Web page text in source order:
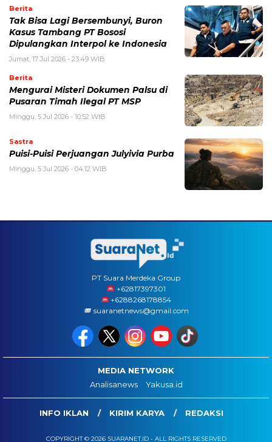
Berita
Tak Bisa Lagi Bersembunyi, Buron
Kasus Tambang PT Bososi
Dipulangkan Interpol ke Indonesia
Jumat, 17 Jul 2026 - 23:49 WIB
Berita
Mengurai Misteri Dokumen Palsu di
Pusaran Timah Ilegal PT MSP
Minggu, 5 Jul 2026 - 10:52 WIB
Sastra
Puisi-Puisi Perjuangan Julyivia Purba
Minggu, 5 Jul 2026 - 04:12 WIB
PT Suara Merdeka Group
‪+62817397301
+6288268178854
suaranetnews@gmail.com
MEDIA NETWORK
Analisanews
Yakusa.id
INFO IKLAN KIRIM KARYA REDAKSI
COPYRIGHT © 2026 SUARANET.ID - ALL RIGHTS RESERVED